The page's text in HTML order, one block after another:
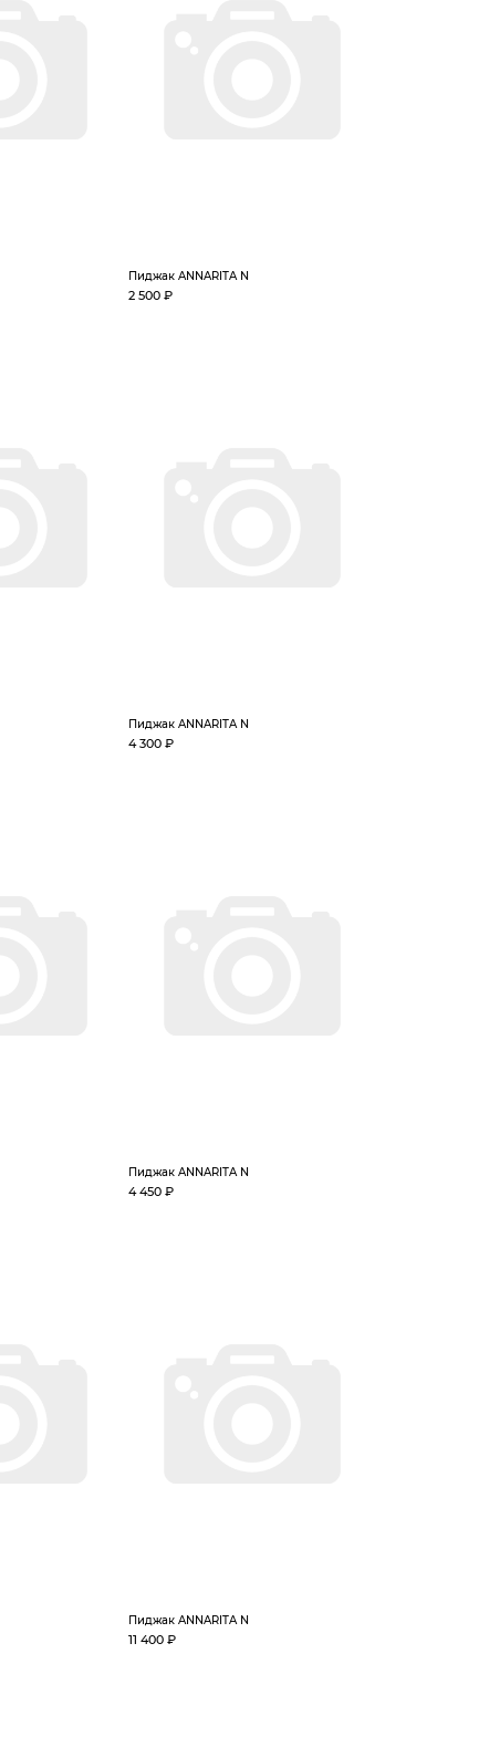
Пиджак ANNARITA N
2 500 ₽
Пиджак ANNARITA N
4 300 ₽
Пиджак ANNARITA N
4 450 ₽
Пиджак ANNARITA N
11 400 ₽